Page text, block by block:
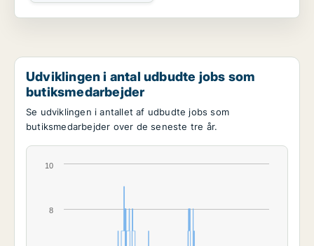
Udviklingen i antal udbudte jobs som
butiksmedarbejder
Se udviklingen i antallet af udbudte jobs som
butiksmedarbejder over de seneste tre år.
8
10